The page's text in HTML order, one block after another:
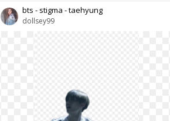
dollsey99
bts - stigma - taehyung